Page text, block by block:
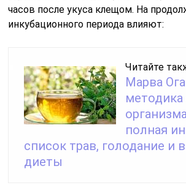
часов после укуса клещом. На
инкубационного периода влияют:
Читайте
Марва
полная
список трав, голодание и
диеты